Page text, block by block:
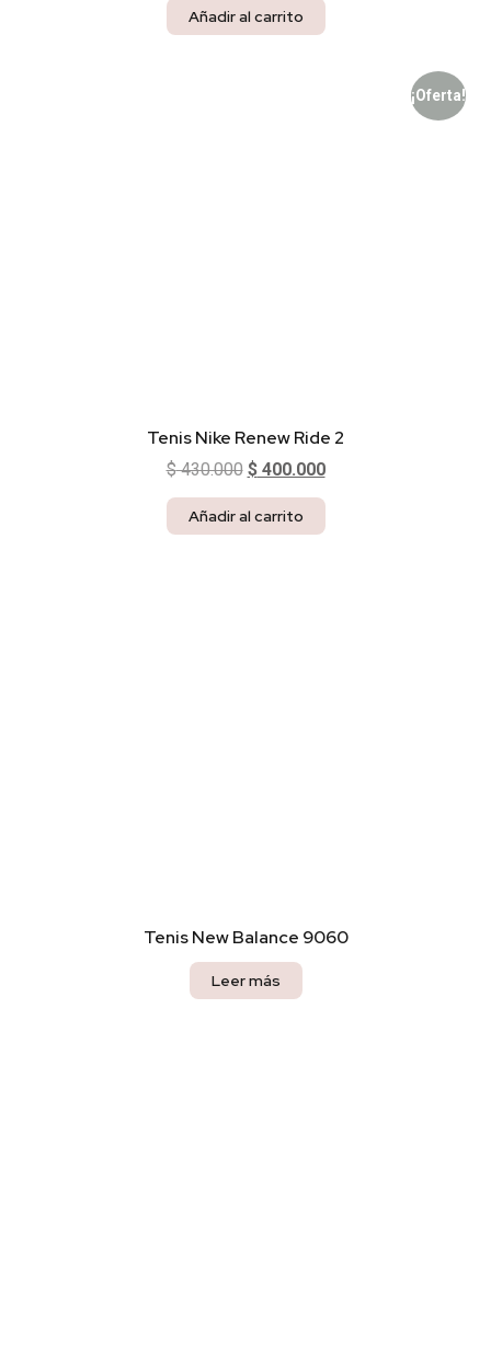
Añadir al carrito
¡Oferta!
Tenis Nike Renew Ride 2
$430.000 $400.000
Añadir al carrito
Tenis New Balance 9060
Leer más